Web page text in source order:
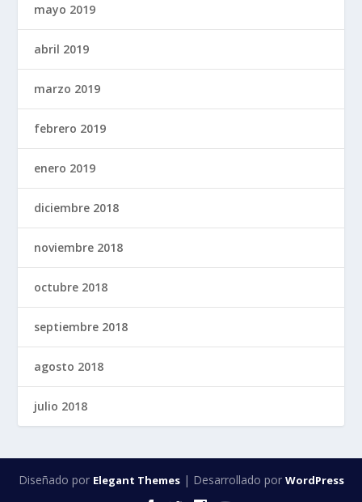
mayo 2019
abril 2019
marzo 2019
febrero 2019
enero 2019
diciembre 2018
noviembre 2018
octubre 2018
septiembre 2018
agosto 2018
julio 2018
Diseñado por Elegant Themes| Desarrollado por WordPress